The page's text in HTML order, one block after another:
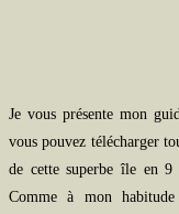
Je vous présente mon
vous pouvez télécharger
de cette superbe île en
Comme à mon